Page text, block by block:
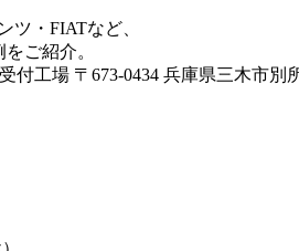
ツ・FIATなど、
ご紹介。
付工場 〒673-0434 兵庫県三木市別